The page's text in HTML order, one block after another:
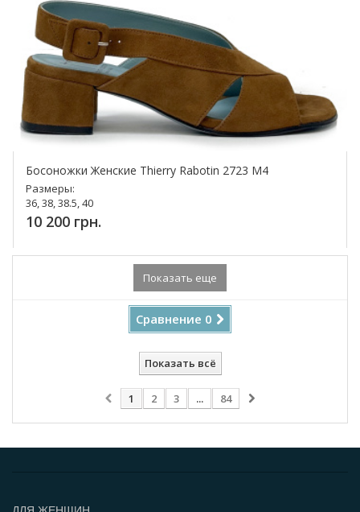
Босоножки Женские Thierry Rabotin 2723 M4
Размеры:
36, 38, 38.5, 40
10 200 грн.
Купить!
Сравнение 0
Показать всё
Показать еще
1 2 3 ... 84